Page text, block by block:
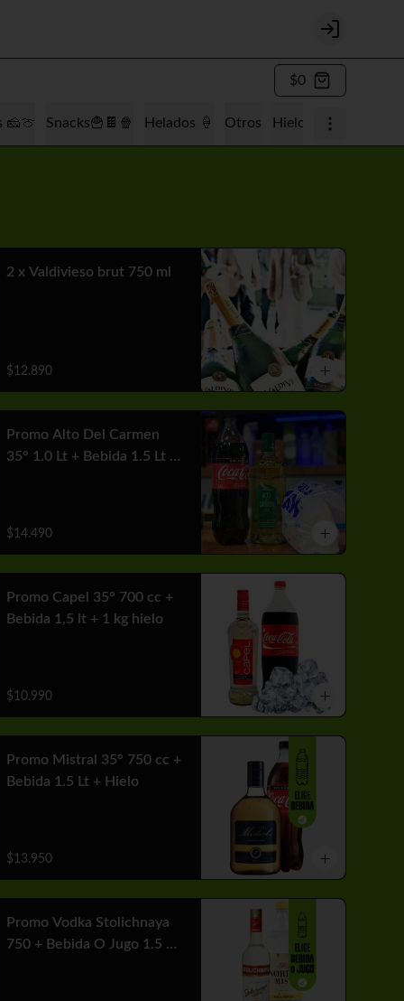
Login
$0
🧀🍈 Snacks🍟🍫🍿 Helados 🍦 Otros Hielo 🧊
2 x Valdivieso brut 750 ml
$12.890
Promo Alto Del Carmen
35° 1.0 Lt + Bebida 1.5 Lt +
$14.490
Promo Capel 35° 700 cc +
Bebida 1,5 lt + 1 kg hielo
$10.990
Promo Mistral 35° 750 cc +
Bebida 1.5 Lt + Hielo
$13.950
Promo Vodka Stolichnaya
750 + Bebida O Jugo 1.5 Lt